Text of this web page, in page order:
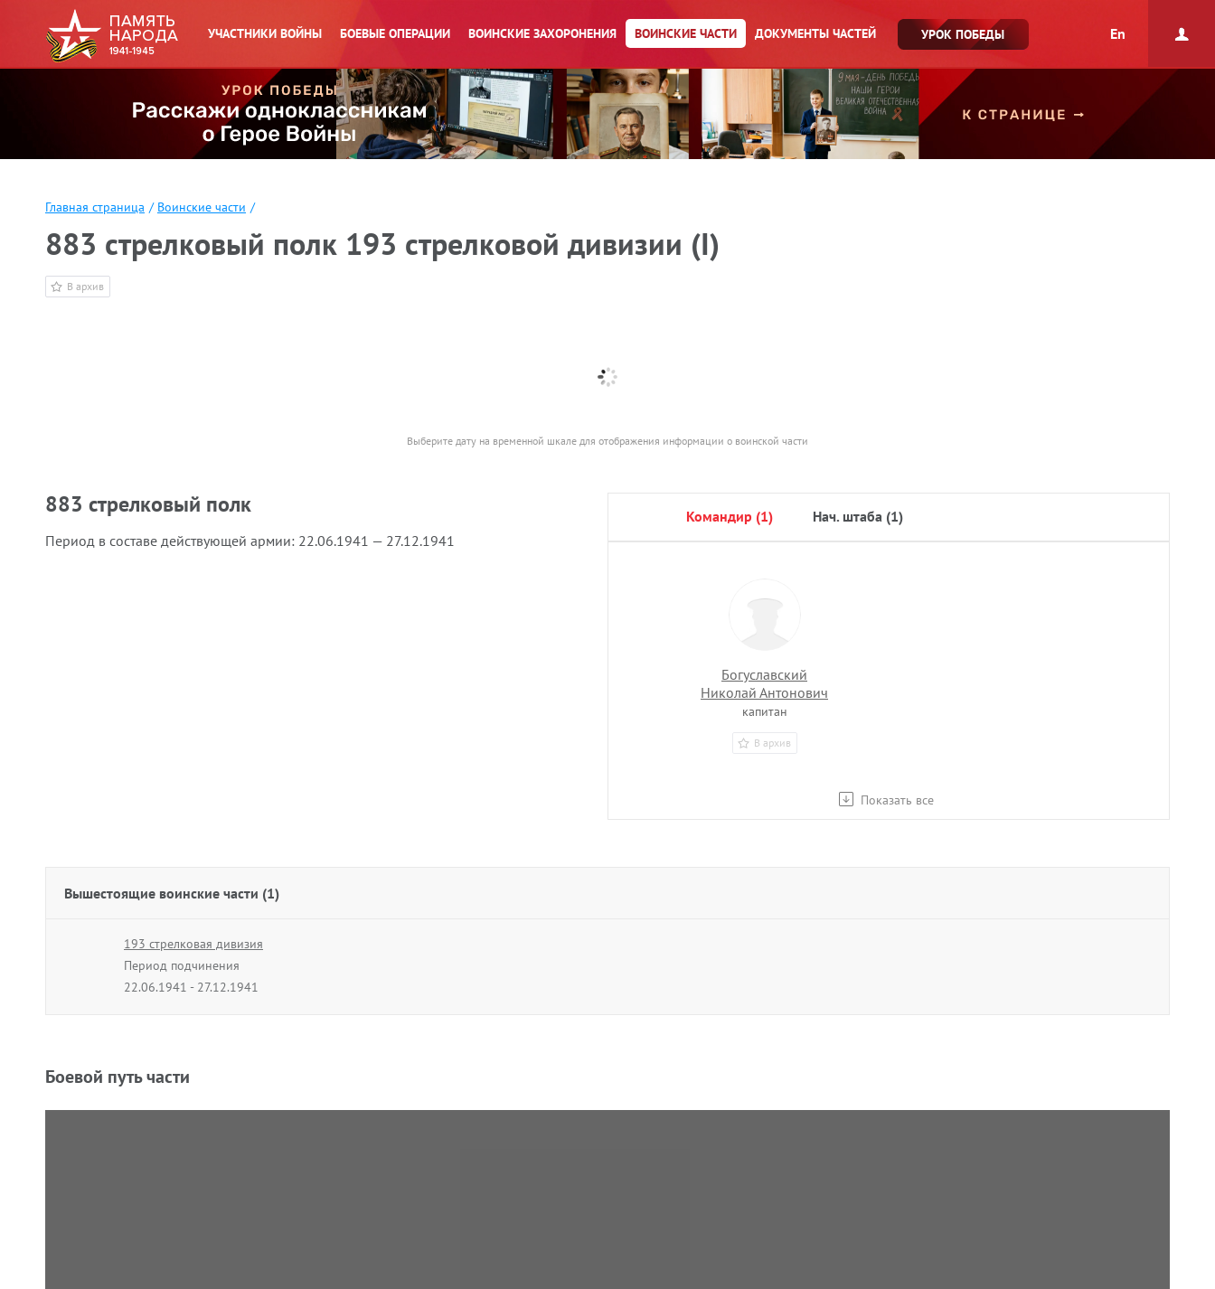
УЧАСТНИКИ ВОЙНЫ БОЕВЫЕ ОПЕРАЦИИ ВОИНСКИЕ ЗАХОРОНЕНИЯ ВОИНСКИЕ ЧАСТИ ДОКУМЕНТЫ ЧАСТЕЙ УРОК ПОБЕДЫ En
Главная страница / Воинские части /
883 стрелковый полк 193 стрелковой дивизии (I)
В архив
Выберите дату на временной шкале для отображения информации о воинской части
883 стрелковый полк
Период в составе действующей армии: 22.06.1941 — 27.12.1941
командир (1) нач. штаба (1)
Показать все
Богуславский
Николай Антонович
капитан
В архив
Вышестоящие воинские части (1)
193 стрелковая дивизия
Период подчинения
22.06.1941 - 27.12.1941
Боевой путь части